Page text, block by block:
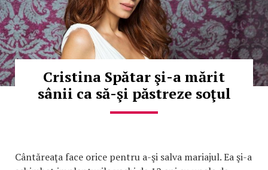
Cristina Spătar şi-a mărit
sânii ca să-şi păstreze soţul
Cântăreaţa face orice pentru a-şi salva mariajul. Ea şi-a